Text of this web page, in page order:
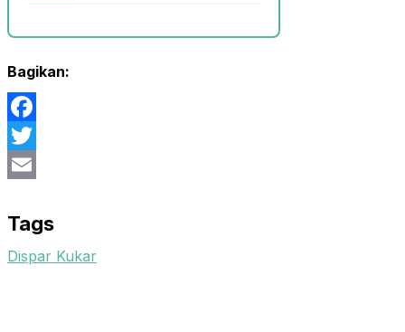
Bagikan:
Facebook
Twitter
Tags
Dispar Kukar